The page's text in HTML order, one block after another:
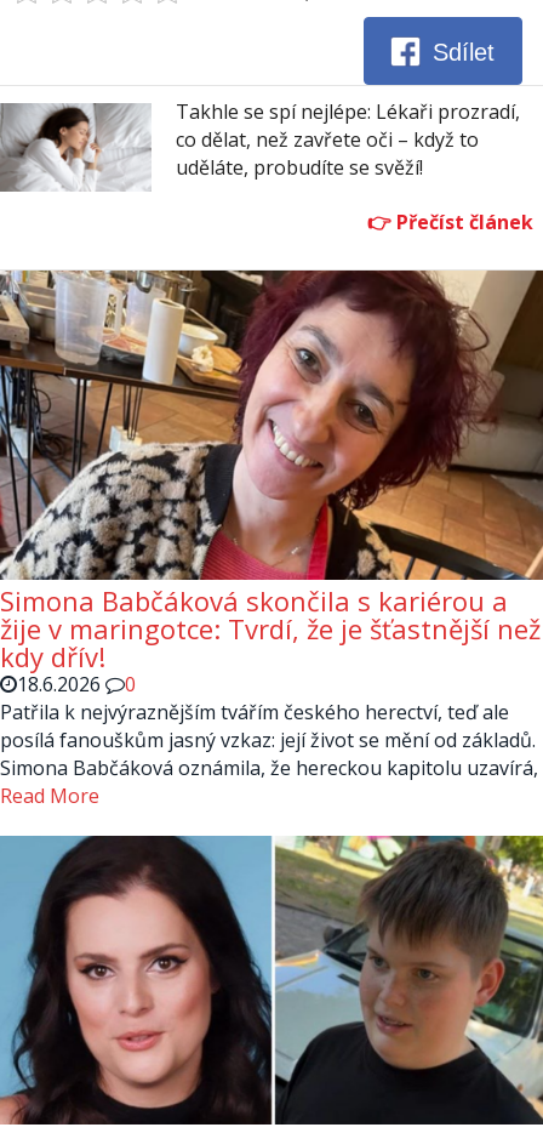
Sdílet
Takhle se spí nejlépe: Lékaři prozradí,
co dělat, než zavřete oči – když to
uděláte, probudíte se svěží!
Simona Babčáková skončila s kariérou a
žije v maringotce: Tvrdí, že je šťastnější než
kdy dřív!
18.6.2026
0
Patřila k nejvýraznějším tvářím českého herectví, teď ale
posílá fanouškům jasný vzkaz: její život se mění od základů.
Simona Babčáková oznámila, že hereckou kapitolu uzavírá,
Read More